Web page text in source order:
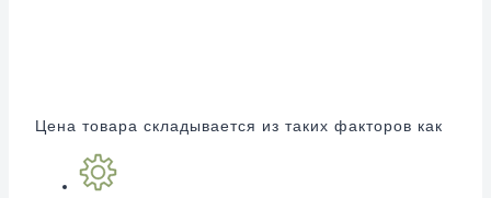
Цена товара складывается из таких факторов как